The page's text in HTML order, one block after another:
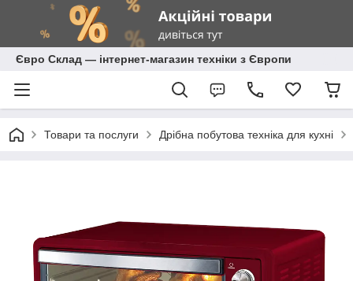
Євро Склад — інтернет-магазин техніки з Європи
Товари та послуги Дрібна побутова техніка для кухні